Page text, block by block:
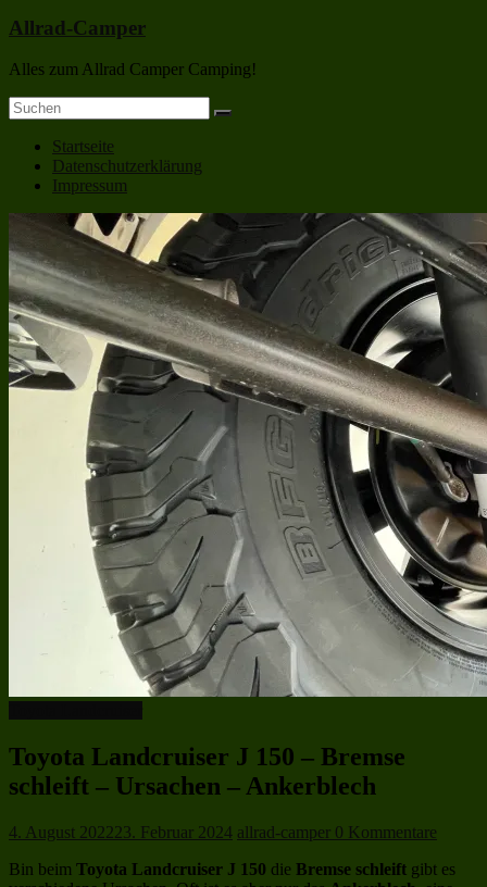
Allrad-Camper
Alles zum Allrad Camper Camping!
Startseite
Datenschutzerklärung
Impressum
Toyota Landcruiser J 150 – Bremse
schleift – Ursachen – Ankerblech
4. August 202223. Februar 2024 allrad-camper 0 Kommentare
Bin beim Toyota Landcruiser J 150 die Bremse schleift gibt es